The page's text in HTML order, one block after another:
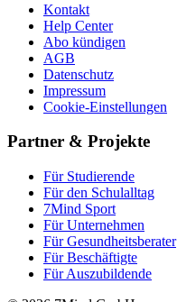
Kontakt
Help Center
Abo kündigen
AGB
Datenschutz
Impressum
Cookie-Einstellungen
Partner & Projekte
Für Stu­die­rende
Für den Schulalltag
7Mind Sport
Für Unter­neh­men
Für Gesund­heits­be­ra­ter
Für Beschäftigte
Für Auszubildende